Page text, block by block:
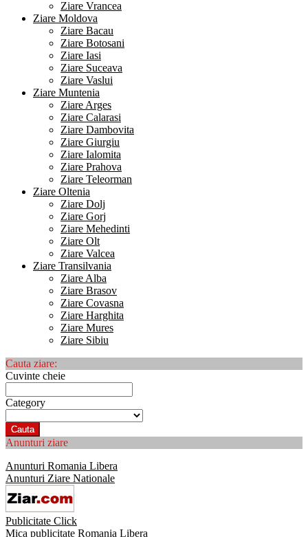
Ziare Vrancea
Ziare Moldova
Ziare Bacau
Ziare Botosani
Ziare Iasi
Ziare Suceava
Ziare Vaslui
Ziare Muntenia
Ziare Arges
Ziare Calarasi
Ziare Dambovita
Ziare Giurgiu
Ziare Ialomita
Ziare Prahova
Ziare Teleorman
Ziare Oltenia
Ziare Dolj
Ziare Gorj
Ziare Mehedinti
Ziare Olt
Ziare Valcea
Ziare Transilvania
Ziare Alba
Ziare Brasov
Ziare Covasna
Ziare Harghita
Ziare Mures
Ziare Sibiu
Cauta ziare:
Cuvinte cheie
Category
Cauta
Anunturi ziare
Anunturi Romania Libera
Anunturi Ziare Nationale
Publicitate Click
Mica publicitate Romania Libera